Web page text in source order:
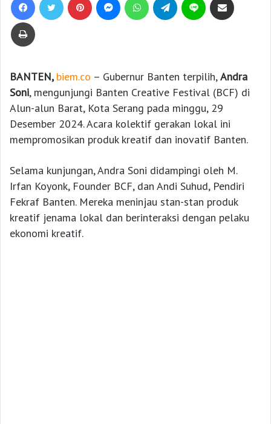
BANTEN,biem.co – Gubernur Banten terpilih,Andra
Soni, mengunjungi Banten Creative Festival (BCF) di
Alun-alun Barat, Kota Serang pada minggu, 29
Desember 2024. Acara kolektif gerakan lokal ini
mempromosikan produk kreatif dan inovatif Banten.
Selama kunjungan, Andra Soni didampingi oleh M.
Irfan Koyonk, Founder BCF, dan Andi Suhud, Pendiri
Fekraf Banten. Mereka meninjau stan-stan produk
kreatif jenama lokal dan berinteraksi dengan pelaku
ekonomi kreatif.